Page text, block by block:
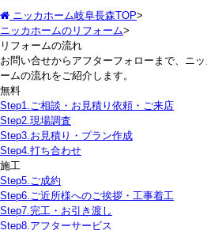
ニッカホーム岐阜長森TOP>
ニッカホームのリフォーム>
リフォームの流れ
お問い合せからアフターフォローまで、ニ
ームの流れをご紹介します。
無料
Step1.ご相談・お見積り依頼・ご来店
Step2.現場調査
Step3.お見積り・プラン作成
Step4.打ち合わせ
施工
Step5.ご成約
Step6.ご近所様へのご挨拶・工事着工
Step7.完工・お引き渡し
Step8.アフターサービス